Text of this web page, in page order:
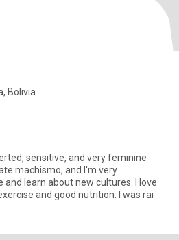
Bolivia
sensitive, and very feminine
machismo, and I'm very
learn about new cultures. I love
and good nutrition. I was rai